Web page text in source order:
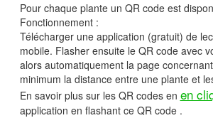
Pour chaque plante un QR code est
Fonctionnement :
Télécharger une application (gratuit) de
mobile. Flasher ensuite le QR code avec
alors automatiquement la page
minimum la distance entre une plante et
En savoir plus sur les QR codes en en
application en flashant ce QR code .